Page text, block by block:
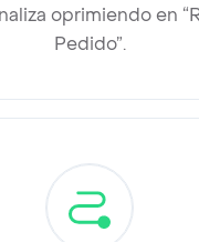
oprimiendo en
Pedido”.